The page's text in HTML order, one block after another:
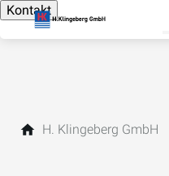
Kontakt
H. Klingeberg GmbH